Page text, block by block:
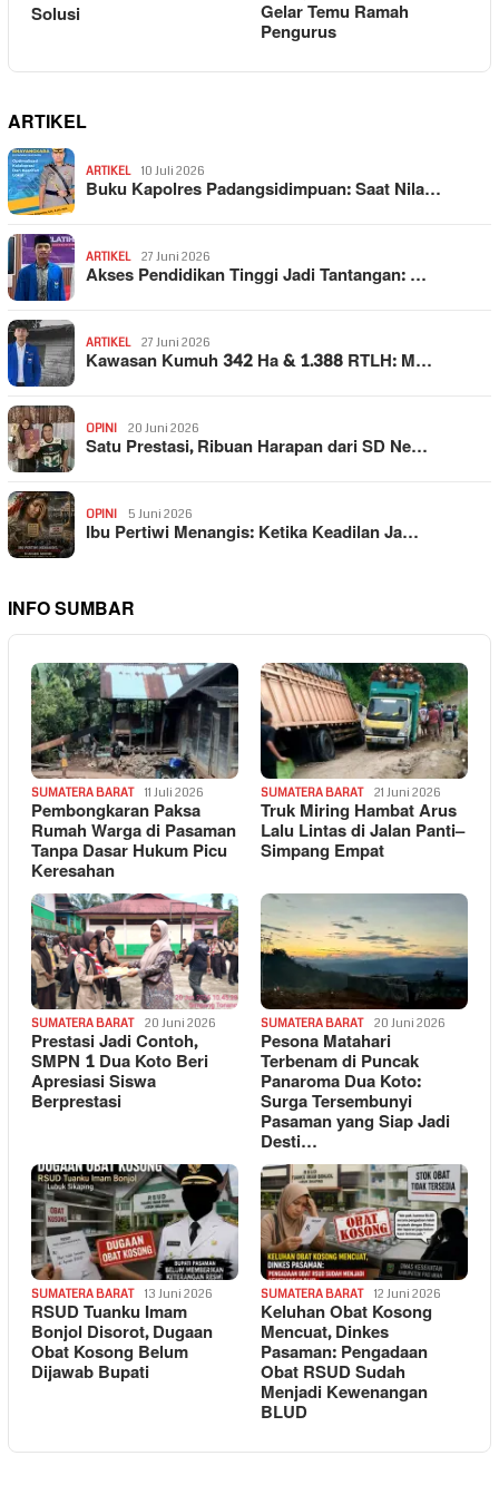
Solusi Gelar Temu Ramah
Pengurus
ARTIKEL
ARTIKEL 10 Juli 2026
Buku Kapolres Padangsidimpuan: Saat Nila…
ARTIKEL 27 Juni 2026
Akses Pendidikan Tinggi Jadi Tantangan: …
ARTIKEL 27 Juni 2026
Kawasan Kumuh 342 Ha & 1.388 RTLH: M…
OPINI 20 Juni 2026
Satu Prestasi, Ribuan Harapan dari SD Ne…
OPINI 5 Juni 2026
Ibu Pertiwi Menangis: Ketika Keadilan Ja…
INFO SUMBAR
SUMATERA BARAT 11 Juli 2026
Pembongkaran Paksa
Rumah Warga di Pasaman
Tanpa Dasar Hukum Picu
Keresahan
SUMATERA BARAT 21 Juni 2026
Truk Miring Hambat Arus
Lalu Lintas di Jalan Panti–
Simpang Empat
SUMATERA BARAT 20 Juni 2026
Prestasi Jadi Contoh,
SMPN 1 Dua Koto Beri
Apresiasi Siswa
Berprestasi
SUMATERA BARAT 20 Juni 2026
Pesona Matahari
Terbenam di Puncak
Panaroma Dua Koto:
Surga Tersembunyi
Pasaman yang Siap Jadi
Desti…
SUMATERA BARAT 13 Juni 2026
RSUD Tuanku Imam
Bonjol Disorot, Dugaan
Obat Kosong Belum
Dijawab Bupati
SUMATERA BARAT 12 Juni 2026
Keluhan Obat Kosong
Mencuat, Dinkes
Pasaman: Pengadaan
Obat RSUD Sudah
Menjadi Kewenangan
BLUD